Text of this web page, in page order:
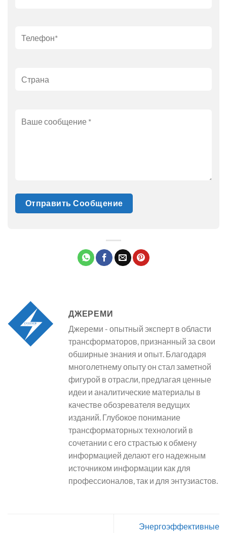
ДЖЕРЕМИ
Джереми - опытный эксперт в области
трансформаторов, признанный за свои
обширные знания и опыт. Благодаря
многолетнему опыту он стал заметной
фигурой в отрасли, предлагая ценные
идеи и аналитические материалы в
качестве обозревателя ведущих
изданий. Глубокое понимание
трансформаторных технологий в
сочетании с его страстью к обмену
информацией делают его надежным
источником информации как для
профессионалов, так и для энтузиастов.
Энергоэффективные